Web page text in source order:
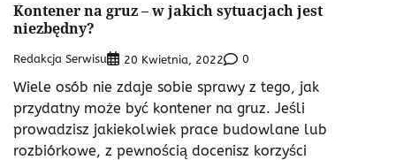
Kontener na gruz – w jakich sytuacjach jest
niezbędny?
Redakcja Serwisu 20 Kwietnia, 2022 0
Wiele osób nie zdaje sobie sprawy z tego, jak
przydatny może być kontener na gruz. Jeśli
prowadzisz jakiekolwiek prace budowlane lub
rozbiórkowe, z pewnością docenisz korzyści